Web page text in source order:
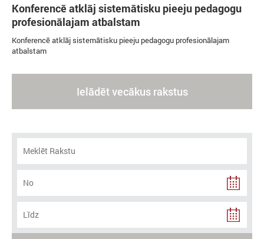
Konferencē atklāj sistemātisku pieeju pedagogu
profesionālajam atbalstam
Konferencē atklāj sistemātisku pieeju pedagogu profesionālajam
atbalstam
Ielādēt vecākus rakstus